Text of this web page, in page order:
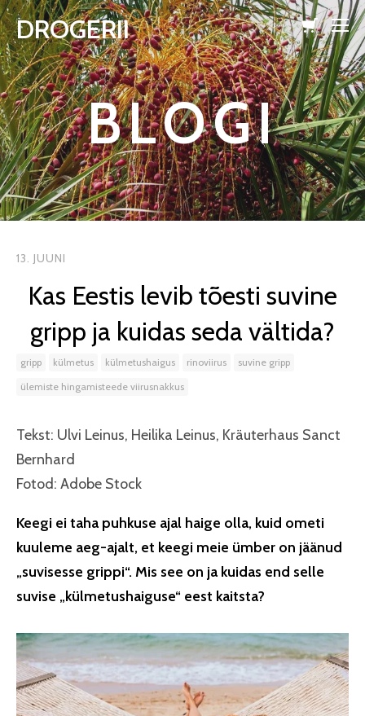
lisati ostukorvi. Vaata ostukorvi
DROGERII
BLOGI
13. JUUNI
Kas Eestis levib tõesti suvine
gripp ja kuidas seda vältida?
gripp külmetus külmetushaigus rinoviirus
suvine gripp
ülemiste hingamisteede viirusnakkus
Tekst: Ulvi Leinus, Heilika Leinus, Kräuterhaus Sanct
Bernhard
Fotod: Adobe Stock
Keegi ei taha puhkuse ajal haige olla, kuid ometi
kuuleme aeg-ajalt, et keegi meie ümber on jäänud
„suvisesse grippi“. Mis see on ja kuidas end selle
suvise „külmetushaiguse“ eest kaitsta?